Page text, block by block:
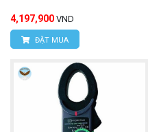
4,197,900 VND
ĐẶT MUA